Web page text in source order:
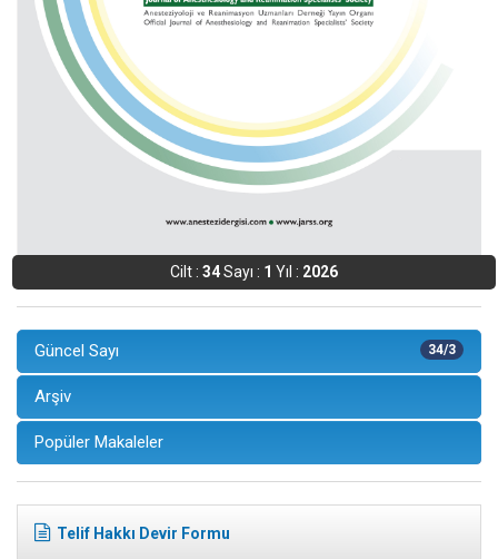
Cilt : 34Sayı : 1 Yıl : 2026
34/3
Güncel Sayı
Arşiv
Popüler Makaleler
Telif Hakkı Devir Formu